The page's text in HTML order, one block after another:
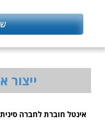
ייצור
אינטל חוברת לחברה